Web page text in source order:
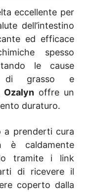
eccellente per
dell’intestino
ed efficace
spesso
le cause
di grasso e
Ozalyn offre un
duraturo.
a prenderti cura
è caldamente
tramite i link
di ricevere il
coperto dalla